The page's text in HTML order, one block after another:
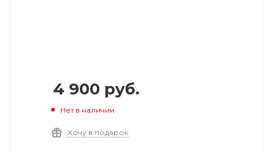
4 900 руб.
Нет в наличии
Хочу в подарок